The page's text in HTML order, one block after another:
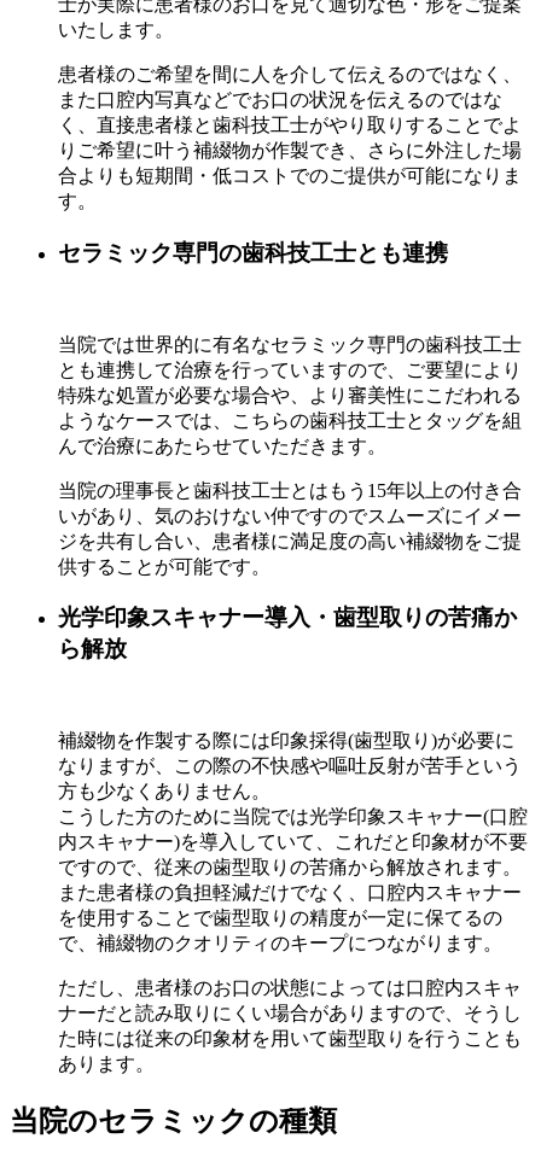
士が実際に患者様のお口を見て適切な色・形をご提案
いたします。
患者様のご希望を間に人を介して伝えるのではなく、
また口腔内写真などでお口の状況を伝えるのではな
く、直接患者様と歯科技工士がやり取りすることでよ
りご希望に叶う補綴物が作製でき、さらに外注した場
合よりも短期間・低コストでのご提供が可能になりま
す。
セラミック専門の歯科技工士とも連携
当院では世界的に有名なセラミック専門の歯科技工士
とも連携して治療を行っていますので、ご要望により
特殊な処置が必要な場合や、より審美性にこだわれる
ようなケースでは、こちらの歯科技工士とタッグを組
んで治療にあたらせていただきます。
当院の理事⻑と歯科技工士とはもう15年以上の付き合
いがあり、気のおけない仲ですのでスムーズにイメー
ジを共有し合い、患者様に満足度の高い補綴物をご提
供することが可能です。
光学印象スキャナー導入・歯型取りの苦痛か
ら解放
補綴物を作製する際には印象採得(歯型取り)が必要に
なりますが、この際の不快感や嘔吐反射が苦手という
方も少なくありません。
こうした方のために当院では光学印象スキャナー(口腔
内スキャナー)を導入していて、これだと印象材が不要
ですので、従来の歯型取りの苦痛から解放されます。
また患者様の負担軽減だけでなく、口腔内スキャナー
を使用することで歯型取りの精度が一定に保てるの
で、補綴物のクオリティのキープにつながります。
ただし、患者様のお口の状態によっては口腔内スキャ
ナーだと読み取りにくい場合がありますので、そうし
た時には従来の印象材を用いて歯型取りを行うことも
あります。
当院のセラミックの種類